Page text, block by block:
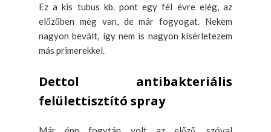
Ez a kis tubus kb. pont egy fél évre elég, az
előzőben még van, de már fogyogat. Nekem
nagyon bevált, így nem is nagyon kísérletezem
más primerekkel.
Dettol antibakteriális
felülettisztító spray